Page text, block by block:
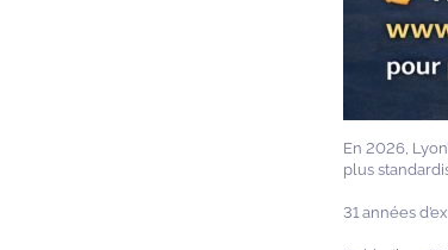
En 2026,
plus
31 années